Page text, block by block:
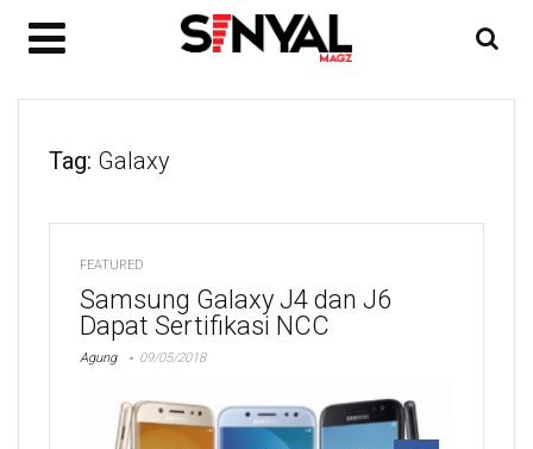
Tag: Galaxy
FEATURED
Samsung Galaxy J4 dan J6
Dapat Sertifikasi NCC
Agung 09/05/2018